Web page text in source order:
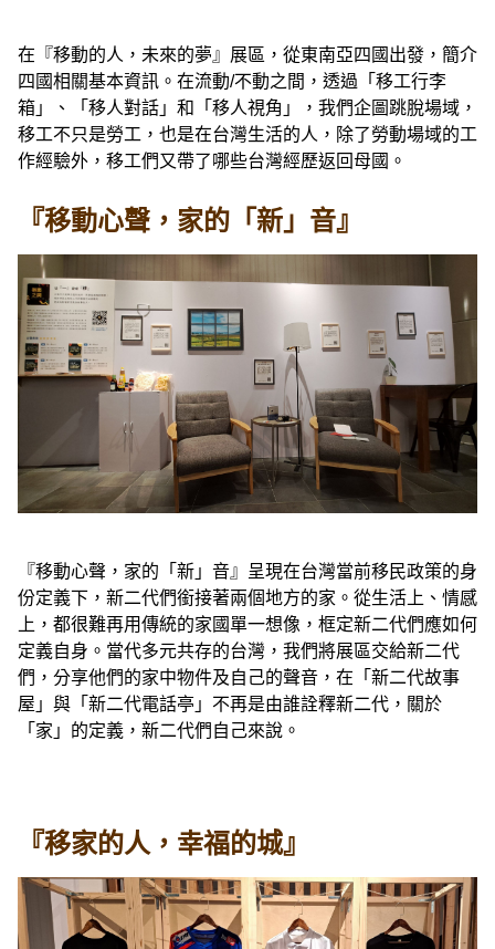
在『移動的人，未來的夢』展區，從東南亞四國出發，簡介
四國相關基本資訊。在流動/不動之間，透過「移工行李
箱」、「移人對話」和「移人視角」，我們企圖跳脫場域，
移工不只是勞工，也是在台灣生活的人，除了勞動場域的工
作經驗外，移工們又帶了哪些台灣經歷返回母國。
『移動心聲，家的「新」音』
『移動心聲，家的「新」音』呈現在台灣當前移民政策的身
份定義下，新二代們銜接著兩個地方的家。從生活上、情感
上，都很難再用傳統的家國單一想像，框定新二代們應如何
定義自身。當代多元共存的台灣，我們將展區交給新二代
們，分享他們的家中物件及自己的聲音，在「新二代故事
屋」與「新二代電話亭」不再是由誰詮釋新二代，關於
「家」的定義，新二代們自己來說。
『移家的人，幸福的城』